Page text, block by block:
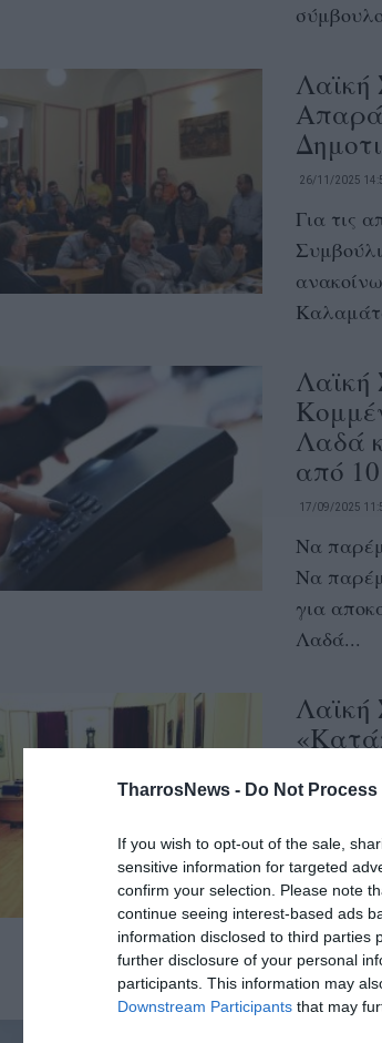
TharrosNews - Do Not
If you wish to opt-out of the sale,
sensitive information for targeted
confirm your selection. Please note
continue seeing interest-based ads
information disclosed to third parties
further disclosure of your personal
participants. This information may
Downstream Participants that may
26/11/2025
Για τις
Λαδά
από
17/09/2025
Να
Να
για
Λαδά...
Λαϊκή
Στην
ο Δ.
ψήφισμα